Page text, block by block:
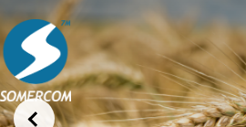
HOME
CHI SIAMO